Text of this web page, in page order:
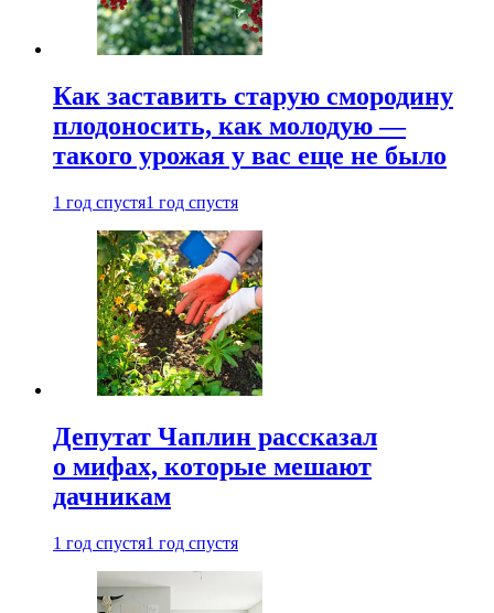
Как заставить старую смородину
плодоносить, как молодую —
такого урожая у вас еще не было
1 год спустя1 год спустя
Депутат Чаплин рассказал
о мифах, которые мешают
дачникам
1 год спустя1 год спустя